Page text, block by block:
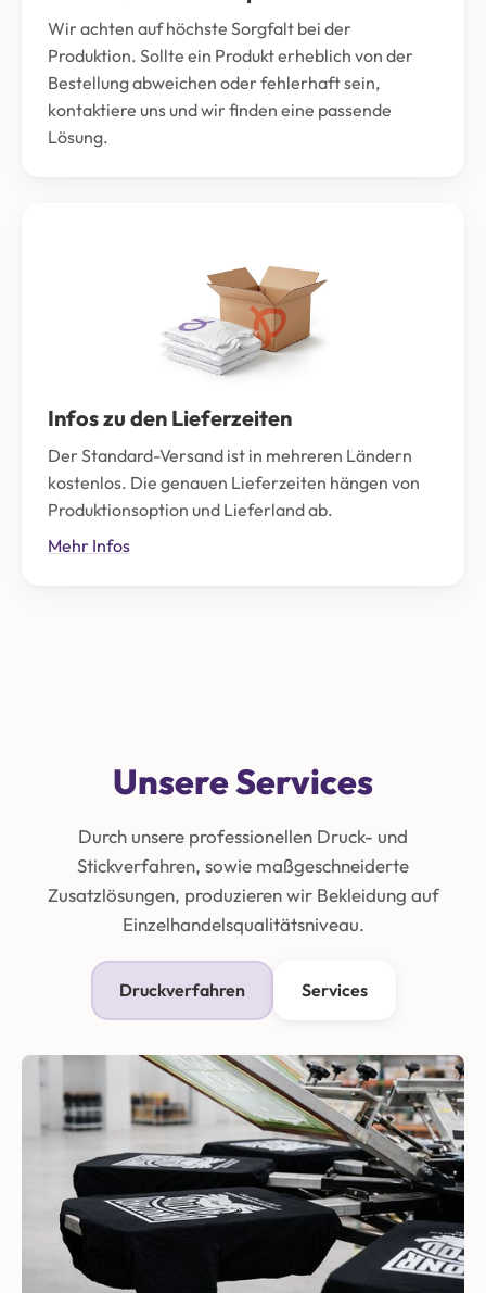
Wir achten auf höchste Sorgfalt bei der
Produktion. Sollte ein Produkt erheblich von der
Bestellung abweichen oder fehlerhaft sein,
kontaktiere uns und wir finden eine passende
Lösung.
Infos zu den Lieferzeiten
Der Standard-Versand ist in mehreren Ländern
kostenlos. Die genauen Lieferzeiten hängen von
Produktionsoption und Lieferland ab.
Mehr Infos
Unsere Services
Durch unsere professionellen Druck- und
Stickverfahren, sowie maßgeschneiderte
Zusatzlösungen, produzieren wir Bekleidung auf
Einzelhandelsqualitätsniveau.
Druckverfahren Services